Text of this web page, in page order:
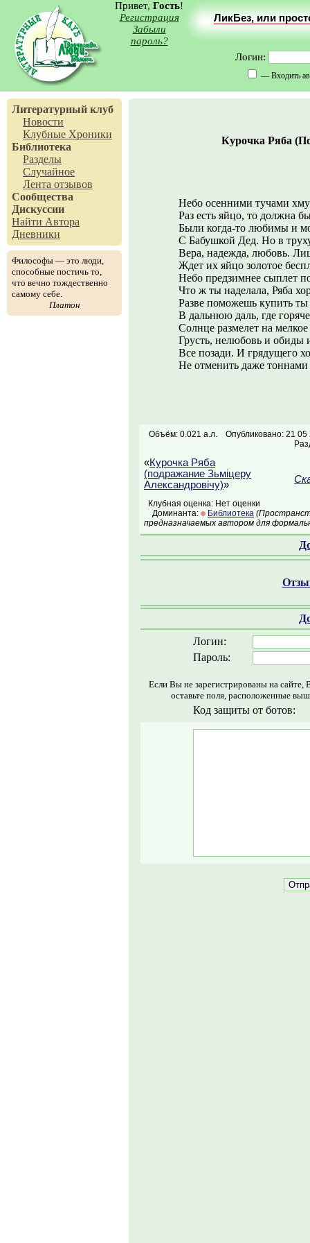
Привет, Гость!
Регистрация
Забыли
пароль?
ЛикБез, или
Логин:
— Входить
Литературный клуб
Новости
Клубные Хроники
Библиотека
Разделы
Случайное
Лента отзывов
Сообщества
Дискуссии
Найти Автора
Дневники
Философы — это люди,
способные постичь то,
что вечно тождественно
самому себе.
Платон
Курочка Ряба
Небо осенними тучами
Раз есть яйцо, то должна
Были когда-то любимы и
С Бабушкой Дед. Но в
Вера, надежда, любовь.
Ждет их яйцо золотое
Небо предзимнее сыплет
Что ж ты наделала, Ряба
Разве поможешь купить
В дальнюю даль, где
Солнце размелет на
Грусть, нелюбовь и обиды
Все позади. И грядущего
Не отменить даже тоннами
Объём: 0.021 а.л.
Опубликовано: 21 05
«Курочка Ряба
(подражание Зьміцеру
Александровічу)»
Клубная оценка: Нет оценки
Доминанта:
Библиотека
предназначаемых автором для
Логин:
Пароль:
Если Вы не зарегистрированы на
оставьте поля, расположенные
Код защиты от ботов: